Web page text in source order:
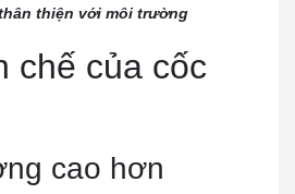
thiện với môi trường
chế của cốc
cao hơn